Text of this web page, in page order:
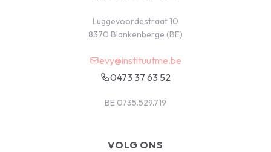
Luggevoordestraat 10
8370 Blankenberge (BE)
evy@instituutme.be
0473 37 63 52
BE 0735.529.719
VOLG ONS